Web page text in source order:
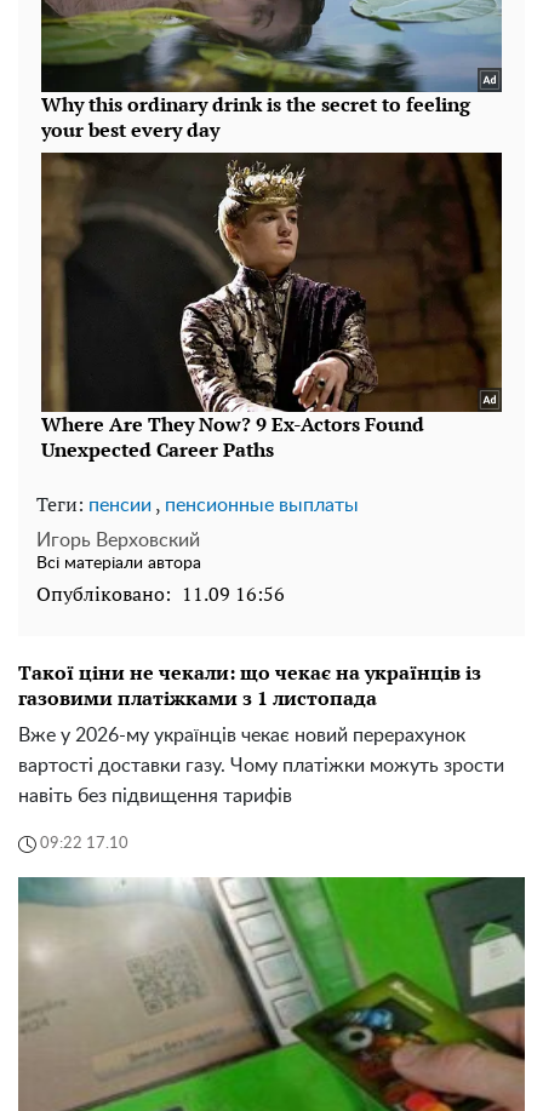
Теги: пенсии , пенсионные выплаты
Игорь Верховский
Всі матеріали автора
Опубліковано: 11.09 16:56
Такої ціни не чекали: що чекає на українців із
газовими платіжками з 1 листопада
Вже у 2026-му українців чекає новий перерахунок
вартості доставки газу. Чому платіжки можуть зрости
навіть без підвищення тарифів
09:22 17.10